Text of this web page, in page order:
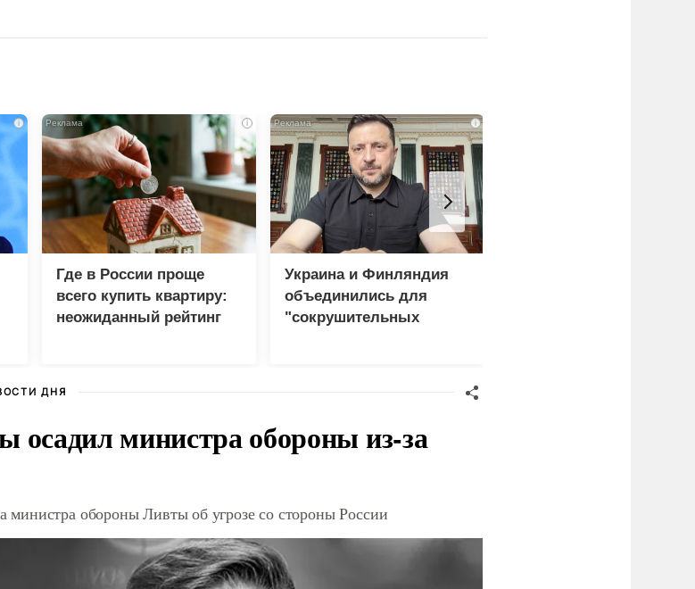
i i
Где в России проще
всего купить квартиру:
неожиданный рейтинг
i
Украина и Финляндия
объединились для
"сокрушительных
ДНЯ
осадил министра обороны из-за
министра обороны Ливты об угрозе со стороны России